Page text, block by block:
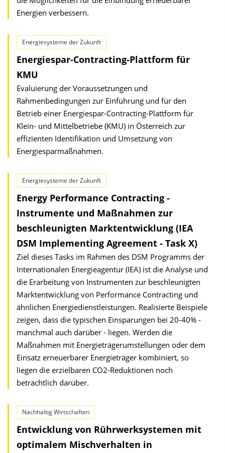
Energien verbessern.
Energiesysteme der Zukunft
Energiespar-Contracting-Plattform für
KMU
Evaluierung der Voraussetzungen und
Rahmenbedingungen zur Einführung und für den
Betrieb einer Energiespar-Contracting-Plattform für
Klein- und Mittelbetriebe (KMU) in Österreich zur
effizienten Identifikation und Umsetzung von
Energiesparmaßnahmen.
Energiesysteme der Zukunft
Energy Performance Contracting -
Instrumente und Maßnahmen zur
beschleunigten Marktentwicklung (IEA
DSM Implementing Agreement - Task X)
Ziel dieses Tasks im Rahmen des DSM Programms der
Internationalen Energieagentur (IEA) ist die Analyse und
die Erarbeitung von Instrumenten zur beschleunigten
Marktentwicklung von Performance Contracting und
ähnlichen Energiedienstleistungen. Realisierte Beispiele
zeigen, dass die typischen Einsparungen bei 20-40% -
manchmal auch darüber - liegen. Werden die
Maßnahmen mit Energieträgerumstellungen oder dem
Einsatz erneuerbarer Energieträger kombiniert, so
liegen die erzielbaren CO2-Reduktionen noch
beträchtlich darüber.
Nachhaltig Wirtschaften
Entwicklung von Rührwerksystemen mit
optimalem Mischverhalten in